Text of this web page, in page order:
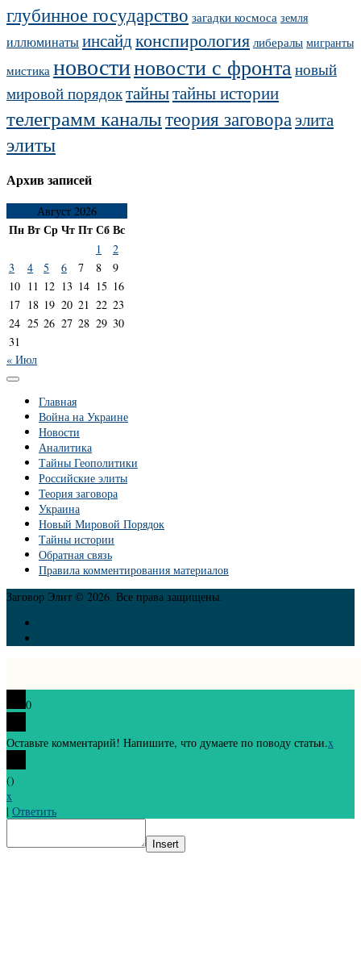
глубинное государство загадки космоса земля
иллюминатыинсайдконспирология либералы мигранты
мистика новостиновости с фронта новый
мировой порядоктайнытайны истории
телеграмм каналытеория заговораэлита
элиты
Архив записей
Август 2026
ПнВтСрЧтПтСбВс
1
2
3
4 5 6 7 8
9
10 11 12 13 14 15 16
17 18 19 20 21 22 23
24 25 26 27 28 29 30
31
« Июл
Главная
Война на Украине
Новости
Аналитика
Тайны Геополитики
Российские элиты
Теория заговора
Украина
Новый Мировой Порядок
Тайны истории
Обратная связь
Правила комментирования материалов
Заговор Элит © 2026. Все права защищены.
0
Оставьте комментарий! Напишите, что думаете по поводу статьи.x
()
x
| Ответить
Insert